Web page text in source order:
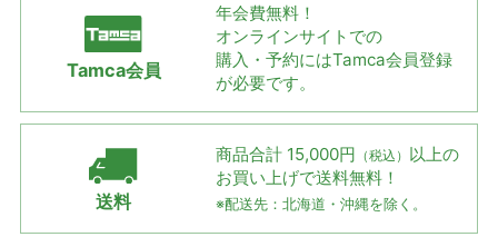
Tamca会員
年会費無料！
オンラインサイトでの
購入・予約にはTamca会員登録
が必要です。
送料
商品合計 15,000円 （税込） 以上の
お買い上げで送料無料！
※配送先：北海道・沖縄を除く。